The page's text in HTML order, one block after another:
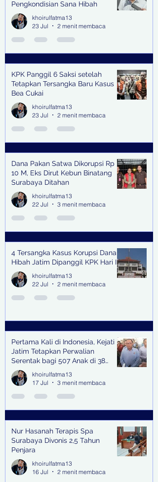
Pengkondisian Sana Hibah
khoirulfatma13
23 Jul
2 menit membaca
KPK Panggil 6 Saksi setelah
Tetapkan Tersangka Baru Kasus
Bea Cukai
khoirulfatma13
23 Jul
2 menit membaca
Dana Pakan Satwa Dikorupsi Rp
10 M, Eks Dirut Kebun Binatang
Surabaya Ditahan
khoirulfatma13
22 Jul
3 menit membaca
4 Tersangka Kasus Korupsi Dana
Hibah Jatim Dipanggil KPK Hari Ini
khoirulfatma13
22 Jul
2 menit membaca
Pertama Kali di Indonesia, Kejati
Jatim Tetapkan Perwalian
Serentak bagi 507 Anak di 38
Kabupaten & Kota
khoirulfatma13
17 Jul
3 menit membaca
Nur Hasanah Terapis Spa
Surabaya Divonis 2,5 Tahun
Penjara
khoirulfatma13
16 Jul
2 menit membaca